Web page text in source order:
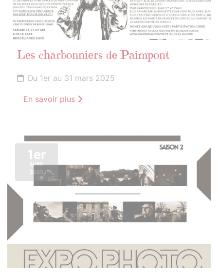
Les charbonniers de Paimpont
Du 1er au 31 mars 2025
En savoir plus
1er
AVRIL
2025